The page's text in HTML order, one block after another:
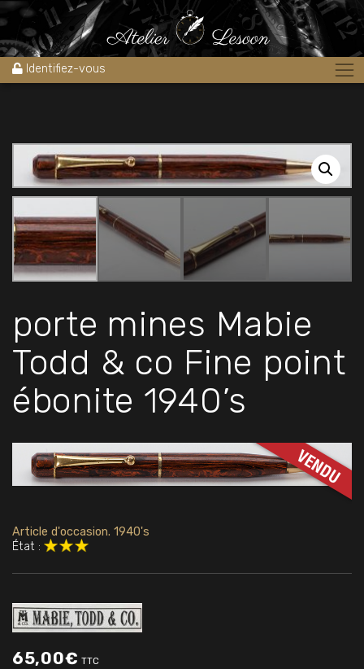
Identifiez-vous
Accueil » Boutique Stylos » porte mines Mabie Todd & co Fine
point ébonite 1940’s
porte mines Mabie
Todd & co Fine point
ébonite 1940’s
Article d'occasion. 1940's
État :
65,00€ TTC